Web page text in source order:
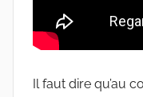
Il faut dire qu’au